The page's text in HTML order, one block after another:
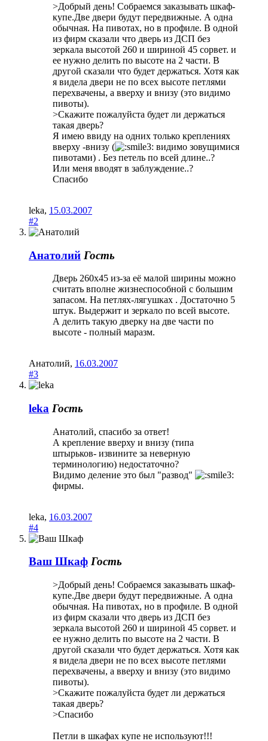
>Добрый день! Собраемся заказывать шкаф-
купе.Две двери будут передвижные. А одна
обычная. На пивотах, но в профиле. В одной
из фирм сказали что дверь из ДСП без
зеркала высотой 260 и шириной 45 сорвет. и
ее нужно делить по высоте на 2 части. В
другой сказали что будет держаться. Хотя как
я видела двери не по всех высоте петлями
перехвачены, а вверху и внизу (это видимо
пивоты).
>Скажите пожалуйста будет ли держаться
такая дверь?
Я имею ввиду на одних только креплениях
вверху -внизу (
видимо зовущимися
пивотами) . Без петель по всей длине..?
Или меня вводят в заблуждение..?
Спасибо
leka, 15.03.2007
#2
Анатолий Гость
Дверь 260х45 из-за её малой ширины можно
считать вполне жизнеспособной с большим
запасом. На петлях-лягушках . Достаточно 5
штук. Выдержит и зеркало по всей высоте.
А делить такую дверку на две части по
высоте - полный маразм.
Анатолий, 16.03.2007
#3
leka Гость
Анатолий, спасибо за ответ!
А крепление вверху и внизу (типа
штырьков- извините за неверную
терминологию) недостаточно?
Видимо деление это был "развод"
фирмы.
leka, 16.03.2007
#4
Ваш Шкаф Гость
>Добрый день! Собраемся заказывать шкаф-
купе.Две двери будут передвижные. А одна
обычная. На пивотах, но в профиле. В одной
из фирм сказали что дверь из ДСП без
зеркала высотой 260 и шириной 45 сорвет. и
ее нужно делить по высоте на 2 части. В
другой сказали что будет держаться. Хотя как
я видела двери не по всех высоте петлями
перехвачены, а вверху и внизу (это видимо
пивоты).
>Скажите пожалуйста будет ли держаться
такая дверь?
>Спасибо
Петли в шкафах купе не используют!!!